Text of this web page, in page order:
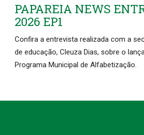
PAPAREIA NEWS
2026 EP1
Confira a entrevista realizada com a
de educação, Cleuza Dias, sobre o
Programa Municipal de Alfabetização.